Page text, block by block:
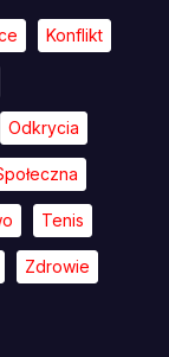
Konflikt
Odkrycia
Tenis
Zdrowie